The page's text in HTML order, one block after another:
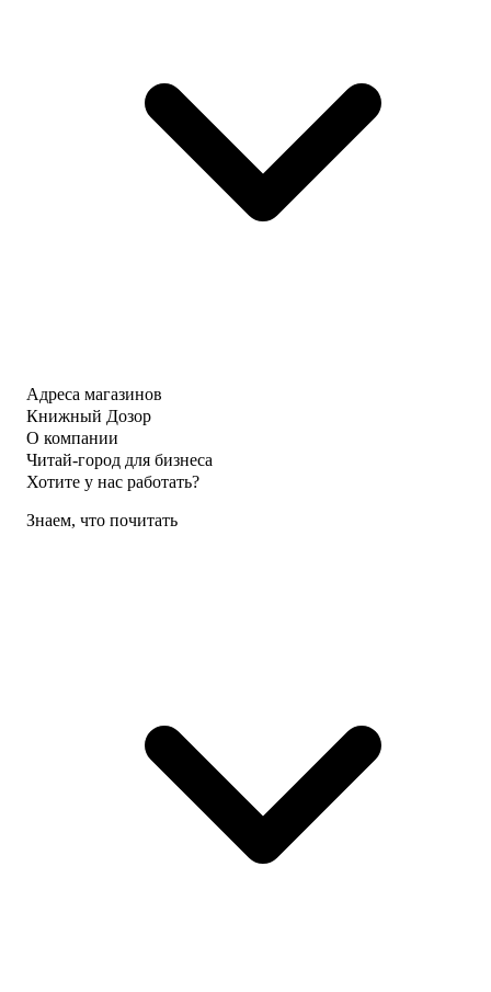
Адреса магазинов
Книжный Дозор
О компании
Читай-город для бизнеса
Хотите у нас работать?
Знаем, что почитать